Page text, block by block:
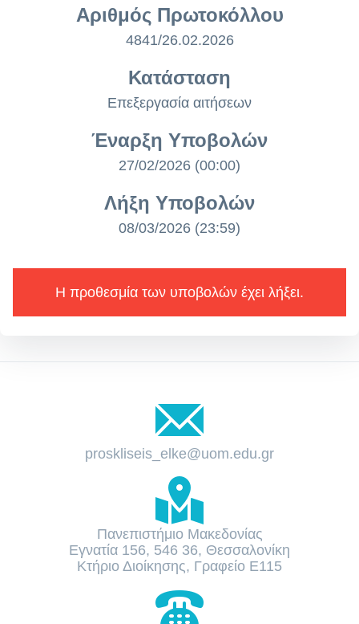
Αριθμός Πρωτοκόλλου
4841/26.02.2026
Κατάσταση
Επεξεργασία αιτήσεων
Έναρξη Υποβολών
27/02/2026 (00:00)
Λήξη Υποβολών
08/03/2026 (23:59)
Η προθεσμία των υποβολών έχει λήξει.
proskliseis_elke@uom.edu.gr
Πανεπιστήμιο Μακεδονίας
Εγνατία 156, 546 36, Θεσσαλονίκη
Κτήριο Διοίκησης, Γραφείο Ε115